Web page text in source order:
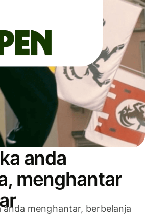
anda
menghantar
menghantar, berbelanja